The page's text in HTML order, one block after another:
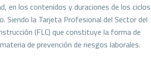
en los contenidos y duraciones de los ciclos
Siendo la Tarjeta Profesional del Sector del
(FLC) que constituye la forma de
de prevención de riesgos laborales.